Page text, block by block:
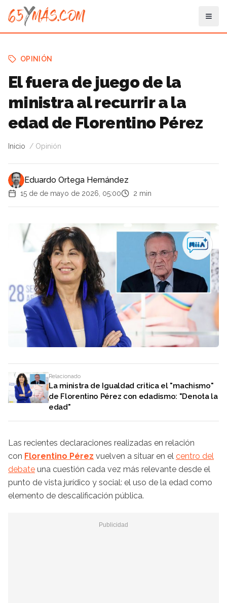
OPINIÓN
El fuera de juego de la
ministra al recurrir a la
edad de Florentino Pérez
Inicio Opinión
Eduardo Ortega Hernández
15 de de mayo de 2026, 05:00 2 min
Relacionado
La ministra de Igualdad critica el "machismo"
de Florentino Pérez con edadismo: "Denota la
edad"
Las recientes declaraciones realizadas en relación
con Florentino Pérez vuelven a situar en el centro del
debate una cuestión cada vez más relevante desde el
punto de vista jurídico y social: el uso de la edad como
elemento de descalificación pública.